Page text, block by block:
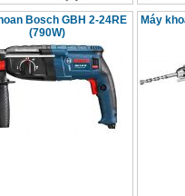
Bosch GBH 2-24RE
(790W)
Máy